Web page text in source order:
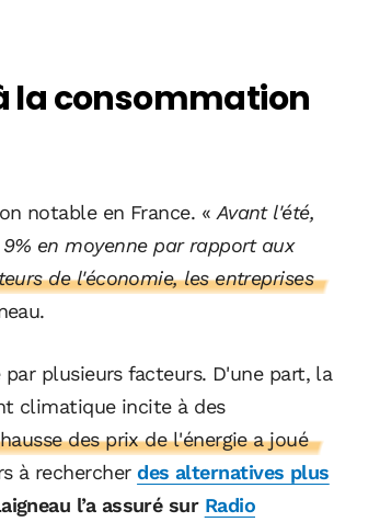
la consommation
notable en France. « Avant l'été,
en moyenne par rapport aux
de l'économie, les entreprises
plusieurs facteurs. D'une part, la
climatique incite à des
des prix de l'énergie a joué
à rechercherdes alternatives plus
l’a assuré sur Radio